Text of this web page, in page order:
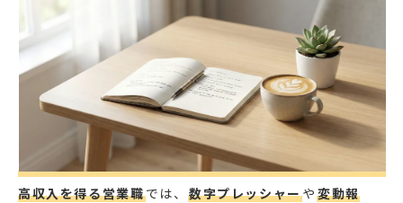
高収入を得る営業職では、 数字プレッシャーや 変動報